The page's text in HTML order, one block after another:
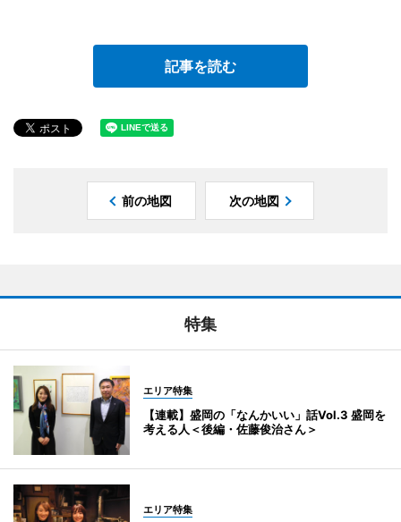
記事を読む
前の地図 次の地図
特集
エリア特集
【連載】盛岡の「なんかいい」話Vol.3 盛岡を
考える人＜後編・佐藤俊治さん＞
エリア特集